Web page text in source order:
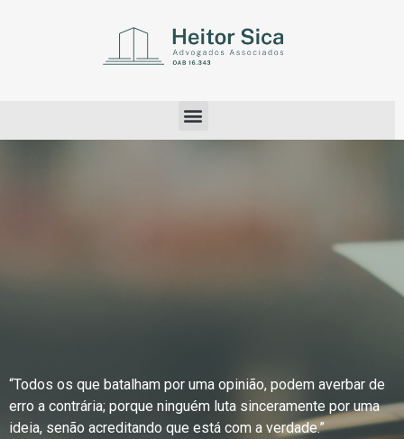
“Todos os que batalham por uma opinião, podem averbar de
erro a contrária; porque ninguém luta sinceramente por uma
ideia, senão acreditando que está com a verdade.”